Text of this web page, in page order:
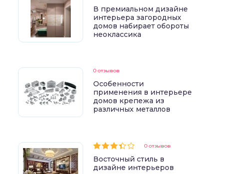
В премиальном дизайне
интерьера загородных
домов набирает обороты
неоклассика
0 отзывов
Особенности
применения в интерьере
домов крепежа из
различных металлов
0 отзывов
Восточный стиль в
дизайне интерьеров